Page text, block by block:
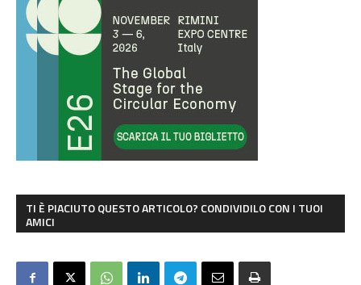
TI È PIACIUTO QUESTO ARTICOLO? CONDIVIDILO CON I TUOI
AMICI